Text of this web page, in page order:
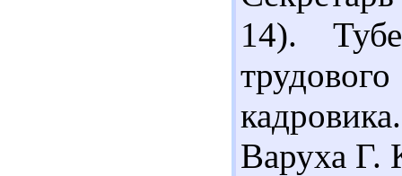
14).
Варуха Г.